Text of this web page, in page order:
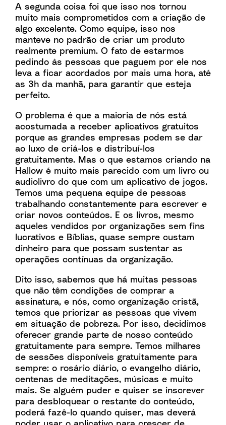
A segunda coisa foi que isso nos tornou
muito mais comprometidos com a criação de
algo excelente. Como equipe, isso nos
manteve no padrão de criar um produto
realmente premium. O fato de estarmos
pedindo às pessoas que paguem por ele nos
leva a ficar acordados por mais uma hora, até
as 3h da manhã, para garantir que esteja
perfeito.
O problema é que a maioria de nós está
acostumada a receber aplicativos gratuitos
porque as grandes empresas podem se dar
ao luxo de criá-los e distribuí-los
gratuitamente. Mas o que estamos criando na
Hallow é muito mais parecido com um livro ou
audiolivro do que com um aplicativo de jogos.
Temos uma pequena equipe de pessoas
trabalhando constantemente para escrever e
criar novos conteúdos. E os livros, mesmo
aqueles vendidos por organizações sem fins
lucrativos e Bíblias, quase sempre custam
dinheiro para que possam sustentar as
operações contínuas da organização.
Dito isso, sabemos que há muitas pessoas
que não têm condições de comprar a
assinatura, e nós, como organização cristã,
temos que priorizar as pessoas que vivem
em situação de pobreza. Por isso, decidimos
oferecer grande parte de nosso conteúdo
gratuitamente para sempre. Temos milhares
de sessões disponíveis gratuitamente para
sempre: o rosário diário, o evangelho diário,
centenas de meditações, músicas e muito
mais. Se alguém puder e quiser se inscrever
para desbloquear o restante do conteúdo,
poderá fazê-lo quando quiser, mas deverá